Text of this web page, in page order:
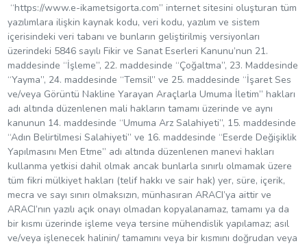
“https://www.e-ikametsigorta.com” internet sitesini oluşturan tüm
yazılımlara ilişkin kaynak kodu, veri kodu, yazılım ve sistem
içerisindeki veri tabanı ve bunların geliştirilmiş versiyonları
üzerindeki 5846 sayılı Fikir ve Sanat Eserleri Kanunu’nun 21.
maddesinde “İşleme”, 22. maddesinde “Çoğaltma”, 23. Maddesinde
“Yayma”, 24. maddesinde “Temsil” ve 25. maddesinde “İşaret Ses
ve/veya Görüntü Nakline Yarayan Araçlarla Umuma İletim” hakları
adı altında düzenlenen mali hakların tamamı üzerinde ve aynı
kanunun 14. maddesinde “Umuma Arz Salahiyeti”, 15. maddesinde
“Adın Belirtilmesi Salahiyeti” ve 16. maddesinde “Eserde Değişiklik
Yapılmasını Men Etme” adı altında düzenlenen manevi hakları
kullanma yetkisi dahil olmak ancak bunlarla sınırlı olmamak üzere
tüm fikri mülkiyet hakları (telif hakkı ve sair hak) yer, süre, içerik,
mecra ve sayı sınırı olmaksızın, münhasıran ARACI’ya aittir ve
ARACI’nın yazılı açık onayı olmadan kopyalanamaz, tamamı ya da
bir kısmı üzerinde işleme veya tersine mühendislik yapılamaz; asıl
ve/veya işlenecek halinin/ tamamını veya bir kısmını doğrudan veya